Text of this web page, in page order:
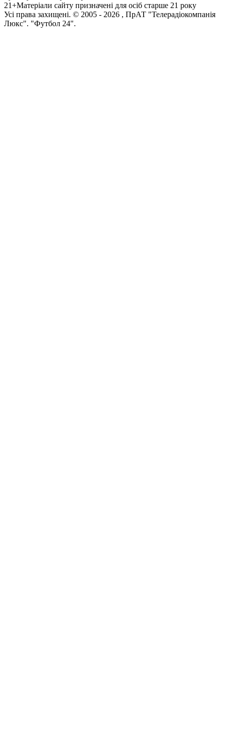
21+Матеріали сайту призначені для осіб старше 21 року
Усi права захищенi. © 2005 - 2026 , ПрАТ "Телерадіокомпанія
Люкс". "Футбол 24".